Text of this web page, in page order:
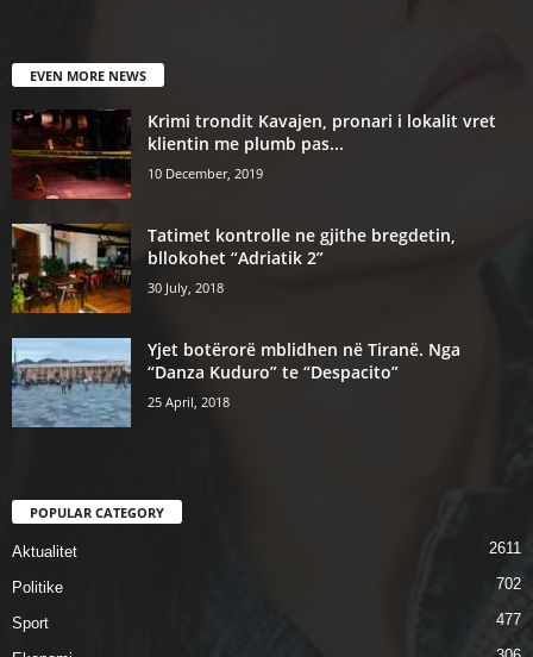
EVEN MORE NEWS
Krimi trondit Kavajen, pronari i lokalit vret
klientin me plumb pas...
10 December, 2019
Tatimet kontrolle ne gjithe bregdetin,
bllokohet “Adriatik 2”
30 July, 2018
Yjet botërorë mblidhen në Tiranë. Nga
“Danza Kuduro” te “Despacito”
25 April, 2018
POPULAR CATEGORY
Aktualitet 2611
Politike 702
Sport 477